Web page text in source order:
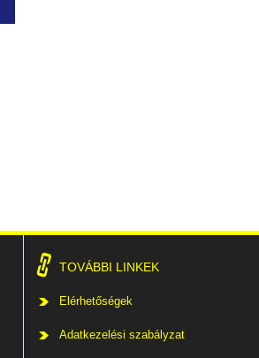
TOVÁBBI LINKEK
Elérhetőségek
Adatkezelési szabályzat